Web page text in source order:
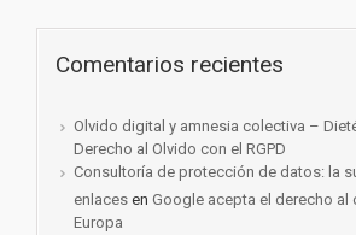
Comentarios recientes
Olvido digital y amnesia colectiva –
Derecho al Olvido con el RGPD
Consultoría de protección de datos: la
enlaces en Google acepta el derecho al
Europa